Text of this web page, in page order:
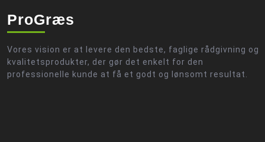
ProGræs
Vores vision er at levere den bedste, faglige rådgivning og
kvalitetsprodukter, der gør det enkelt for den
professionelle kunde at få et godt og lønsomt resultat.